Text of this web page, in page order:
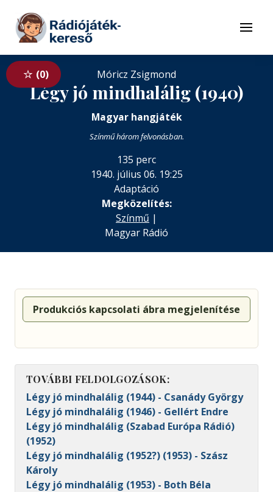
Tovább a tartalomhoz
Menü
0 Móricz Zsigmond
Légy jó mindhalálig (1940)
Magyar hangjáték
Színmű három felvonásban.
135 perc
1940. július 06. 19:25
Adaptáció
Megközelítés:
Színmű |
Magyar Rádió
Produkciós kapcsolati ábra megjelenítése
TOVÁBBI FELDOLGOZÁSOK:
Légy jó mindhalálig (1944) - Csanády György
Légy jó mindhalálig (1946) - Gellért Endre
Légy jó mindhalálig (Szabad Európa Rádió)
(1952)
Légy jó mindhalálig (1952?) (1953) - Szász
Károly
Légy jó mindhalálig (1953) - Both Béla